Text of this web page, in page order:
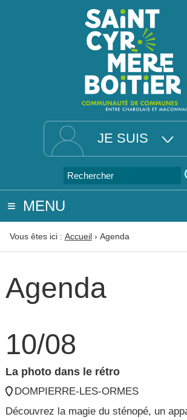
JE SUIS
MENU
Vous êtes ici : Accueil› Agenda
Agenda
10/08
La photo dans le rétro
DOMPIERRE-LES-ORMES
Découvrez la magie du sténopé, un